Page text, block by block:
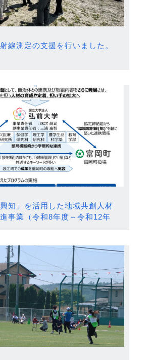
線測定の支援を行いました。
知」を活用した地域共創人材
事業（令和8年度～令和12年